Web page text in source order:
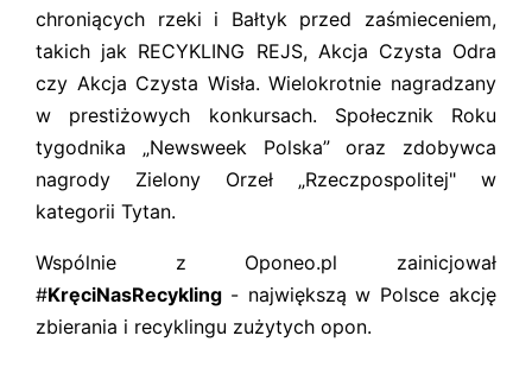
chroniących rzeki i Bałtyk przed zaśmieceniem,
takich jak RECYKLING REJS, Akcja Czysta Odra
czy Akcja Czysta Wisła. Wielokrotnie nagradzany
w prestiżowych konkursach. Społecznik Roku
tygodnika „Newsweek Polska” oraz zdobywca
nagrody Zielony Orzeł „Rzeczpospolitej" w
kategorii Tytan.
Wspólnie z Oponeo.pl zainicjował
#KręciNasRecykling - największą w Polsce akcję
zbierania i recyklingu zużytych opon.